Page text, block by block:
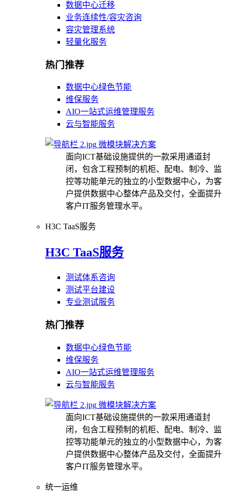
数据中心迁移
业务连续性/容灾咨询
容灾管理系统
轻量化服务
热门推荐
数据中心绿色节能
维保服务
AIO一站式运维管理服务
云与智能服务
微模块解决方案
面向ICT基础设施提供的一款采用通道封
闭，包含工程预制的机柜、配电、制冷、监
控等功能单元的独立的小型数据中心，为客
户提供数据中心整体产品及交付，全面提升
客户IT服务管理水平。
H3C TaaS服务
H3C TaaS服务
测试体系咨询
测试平台建设
专业测试服务
热门推荐
数据中心绿色节能
维保服务
AIO一站式运维管理服务
云与智能服务
微模块解决方案
面向ICT基础设施提供的一款采用通道封
闭，包含工程预制的机柜、配电、制冷、监
控等功能单元的独立的小型数据中心，为客
户提供数据中心整体产品及交付，全面提升
客户IT服务管理水平。
统一运维